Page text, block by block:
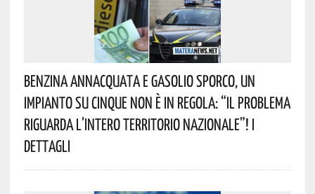
Benzina Annacquata E Gasolio Sporco, Un
Impianto Su Cinque Non È In Regola: “il Problema
Riguarda L’intero Territorio Nazionale”! I
Dettagli